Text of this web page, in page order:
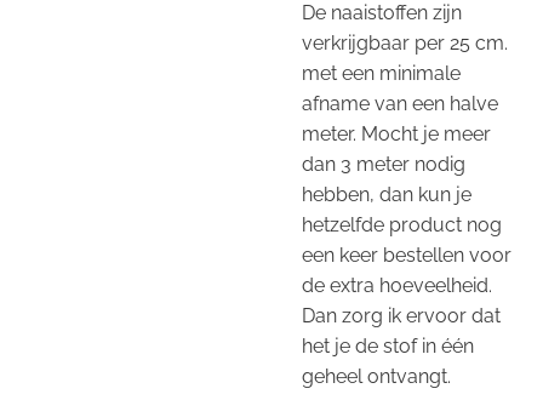
De naaistoffen zijn
verkrijgbaar per 25 cm.
met een minimale
afname van een halve
meter. Mocht je meer
dan 3 meter nodig
hebben, dan kun je
hetzelfde product nog
een keer bestellen voor
de extra hoeveelheid.
Dan zorg ik ervoor dat
het je de stof in één
geheel ontvangt.